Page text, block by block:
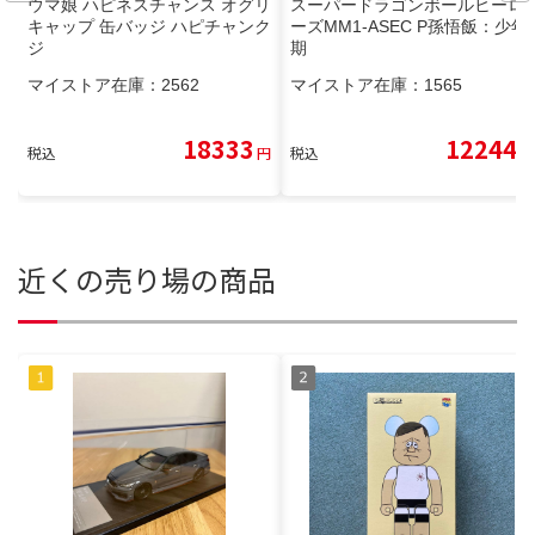
ウマ娘 ハピネスチャンス オグリ
キャップ 缶バッジ ハピチャンク
ジ
マイストア在庫： 2562
税込 18333 円
スーパードラゴンボールヒーロ
ーズMM1-ASEC P孫悟飯：少年
期
マイストア在庫： 1565
税込 12244
近くの売り場の商品